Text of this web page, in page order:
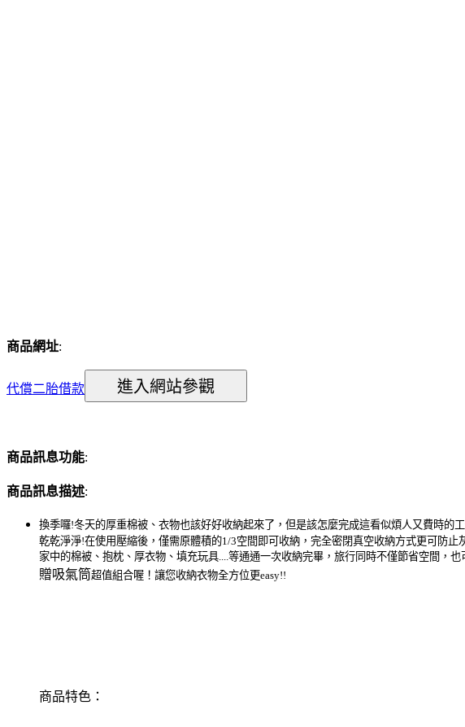
商品網址:
代償二胎借款
商品訊息功能:
商品訊息描述:
換季囉!冬天的厚重棉被、衣物也該好好收納起來了，但是該怎麼完成這看似煩人又費時的
乾乾淨淨!在使用壓縮後，僅需原體積的1/3空間即可收納，完全密閉真空收納方式更可防止
家中的棉被、抱枕、厚衣物、填充玩具
等通通一次收納完畢，旅行同時不僅節省空間，
贈吸氣筒超值組合喔！讓您收納衣物全方位更easy!!
商品特色：